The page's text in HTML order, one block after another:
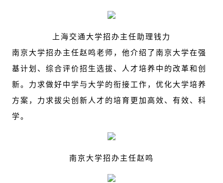
上海交通大学招办主任助理钱力
南京大学招办主任赵鸣老师，他介绍了南京大学在强
基计划、综合评价招生选拔、人才培养中的改革和创
新。力求做好中学与大学的衔接工作，优化大学培养
方案，力求拔尖创新人才的培育更加高效、有效、科
学。
南京大学招办主任赵鸣